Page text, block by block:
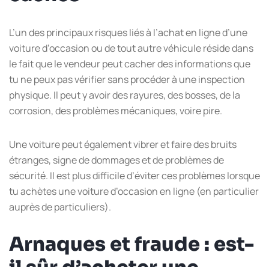
L’un des principaux risques liés à l’achat en ligne d’une
voiture d’occasion ou de tout autre véhicule réside dans
le fait que le vendeur peut cacher des informations que
tu ne peux pas vérifier sans procéder à une inspection
physique. Il peut y avoir des rayures, des bosses, de la
corrosion, des problèmes mécaniques, voire pire.
Une voiture peut également vibrer et faire des bruits
étranges, signe de dommages et de problèmes de
sécurité. Il est plus difficile d’éviter ces problèmes lorsque
tu achètes une voiture d’occasion en ligne (en particulier
auprès de particuliers).
Arnaques et fraude : est-